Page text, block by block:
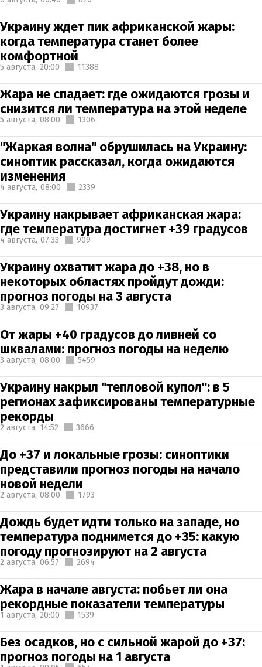
Украину ждет пик африканской жары:
когда температура станет более
комфортной
5 августа, 20:00 11388
Жара не спадает: где ожидаются грозы и
снизится ли температура на этой неделе
5 августа, 08:00 1306
"Жаркая волна" обрушилась на Украину:
синоптик рассказал, когда ожидаются
изменения
4 августа, 08:00 2339
Украину накрывает африканская жара:
где температура достигнет +39 градусов
4 августа, 07:33 909
Украину охватит жара до +38, но в
некоторых областях пройдут дожди:
прогноз погоды на 3 августа
3 августа, 09:27 10937
От жары +40 градусов до ливней со
шквалами: прогноз погоды на неделю
3 августа, 08:00 5459
Украину накрыл "тепловой купол": в 5
регионах зафиксированы температурные
рекорды
2 августа, 14:52 3666
До +37 и локальные грозы: синоптики
представили прогноз погоды на начало
новой недели
2 августа, 08:00 1793
Дождь будет идти только на западе, но
температура поднимется до +35: какую
погоду прогнозируют на 2 августа
2 августа, 06:57 2694
Жара в начале августа: побьет ли она
рекордные показатели температуры
1 августа, 20:00 1539
Без осадков, но с сильной жарой до +37:
прогноз погоды на 1 августа